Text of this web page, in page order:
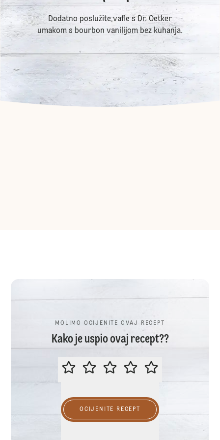
Dodatno poslužite vafle s Dr. Oetker
umakom s bourbon vanilijom bez kuhanja.
MOLIMO OCIJENITE OVAJ RECEPT
Kako je uspio ovaj recept??
MOLIMO OCIJENITE OVAJ
OCIJENITE RECEPT